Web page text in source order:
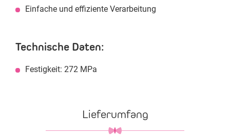
Einfache und effiziente Verarbeitung
Technische Daten:
Festigkeit: 272 MPa
Lieferumfang